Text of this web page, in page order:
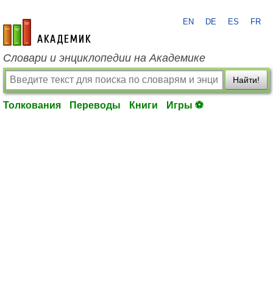
academic.ru
EN DE ES FR
Словари и энциклопедии на Академике
Найти!
Толкования Переводы Книги Игры ⚽